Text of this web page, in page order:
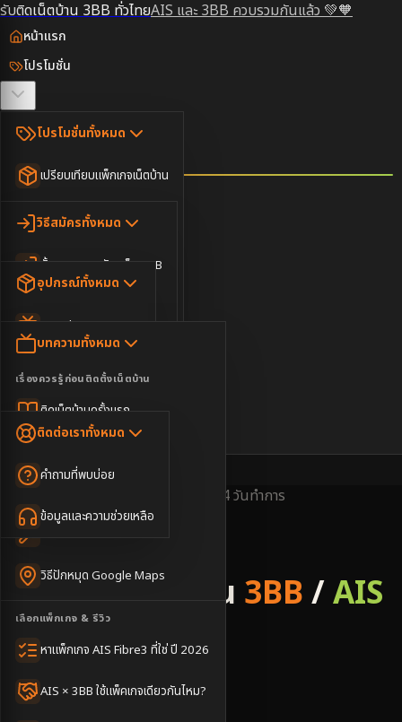
รับติดเน็ตบ้าน 3BB ทั่วไทยAIS และ 3BB ควบรวมกันแล้ว 💚🧡
หน้าแรก
โปรโมชั่น
โปรโมชั่นทั้งหมด
เปรียบเทียบแพ็กเกจเน็ตบ้าน
เน็ตบ้าน Super Fast
เน็ตบ้าน 2Gbps
เน็ตบ้านพร้อมกล่องทีวี
เน็ตบ้าน + Netflix
เน็ตบ้าน + บริการเสริม
เน็ตบ้านแรงทุกชั้น
ตรวจสอบพื้นที่
วิธีสมัครทั้งหมด
ขั้นตอนการสมัครเน็ต 3BB
อุปกรณ์
อุปกรณ์ทั้งหมด
AIS Play Box
Dongle เน็ตสำรอง
บทความ
บทความทั้งหมด
เรื่องควรรู้ก่อนติดตั้งเน็ตบ้าน
ติดเน็ตบ้านครั้งแรก
เทคนิคขอคิวช่างได้ไว
วิธีปักหมุด Google Maps
เลือกแพ็กเกจ & รีวิว
หาแพ็กเกจ AIS Fibre3 ที่ใช่ ปี 2026
AIS × 3BB ใช้แพ็คเกจเดียวกันไหม?
ข่าวสาร
ติดต่อเราทั้งหมด
คำถามที่พบบ่อย
ข้อมูลและความช่วยเหลือ
🇹🇭🇬🇧
2-4 วันทำการ
3BB & AIS Fibre
รับติดตั้งเน็ตบ้าน 3BB/AIS
Fibre
อำเภอเชียงดาว